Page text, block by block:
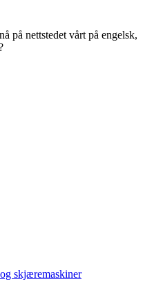
på nettstedet vårt på engelsk,
skjæremaskiner